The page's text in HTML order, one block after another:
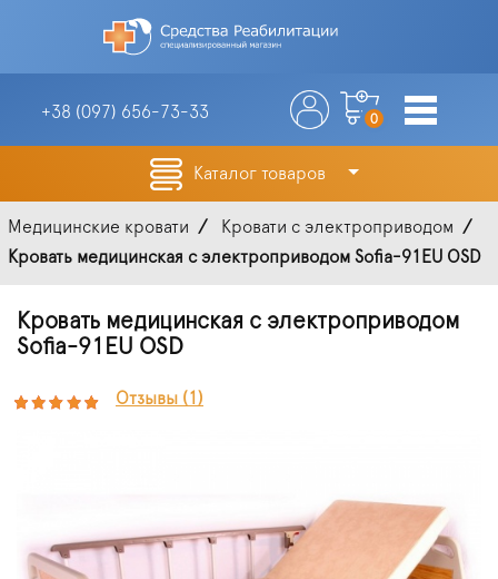
+38 (097) 656-73-33 0
Каталог товаров
Медицинские кровати
Кровати с электроприводом
Кровать медицинская с электроприводом Sofia-91EU OSD
Кровать медицинская с электроприводом
Sofia-91EU OSD
Отзывы (1)